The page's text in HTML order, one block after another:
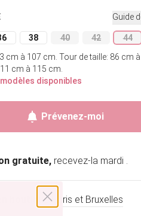
Guide
épuisée ou indisponible
Variante épuisée ou indisponible
38
Variante épuisée ou
40
Variante épuisée
42
Variante
44
cm à 107 cm. Tour de taille: 86 cm à
cm à 115 cm.
disponibles
Prévenez-moi
gratuite,recevez-la mardi .
boutique Paris et Bruxelles